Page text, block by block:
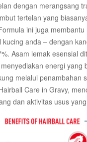
dengan merangsang
tertelan yang
ini juga membantu
anda – dengan
Asam lemak esensial
energi yang
melalui penambahan
Care in Gravy,
dan aktivitas usus